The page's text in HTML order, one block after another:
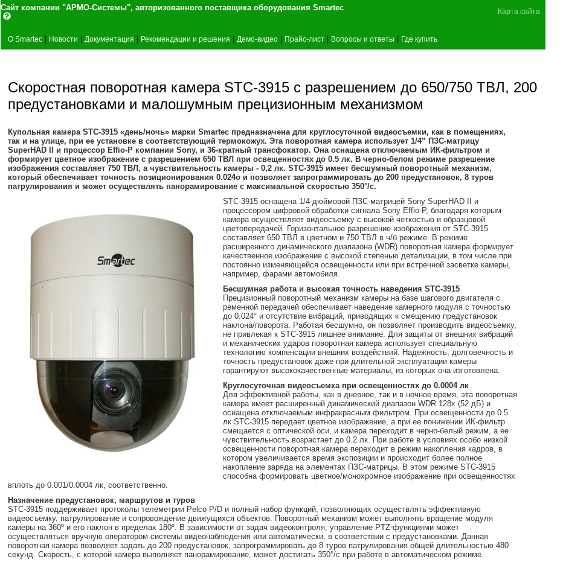
Сайт компании "АРМО-Системы", авторизованного поставщика оборудования Smartec Карта сайта
О Smartec Новости Документация Рекомендации и решения Демо-видео Прайс-лист Вопросы и ответы Где купить
Скоростная поворотная камера STC-3915 с разрешением до 650/750 ТВЛ, 200
предустановками и малошумным прецизионным механизмом
Купольная камера STC-3915 «день/ночь» марки Smartec предназначена для круглосуточной видеосъемки, как в помещениях,
так и на улице, при ее установке в соответствующий термокожух. Эта поворотная камера использует 1/4” ПЗС-матрицу
SuperHAD II и процессор Effio-P компании Sony, и 36-кратный трансфокатор. Она оснащена отключаемым ИК-фильтром и
формирует цветное изображение с разрешением 650 ТВЛ при освещенностях до 0.5 лк. В черно-белом режиме разрешение
изображения составляет 750 ТВЛ, а чувствительность камеры - 0,2 лк. STC-3915 имеет бесшумный поворотный механизм,
который обеспечивает точность позиционирования 0.024o и позволяет запрограммировать до 200 предустановок, 8 туров
патрулирования и может осуществлять панорамирование с максимальной скоростью 350°/с.
STC-3915 оснащена 1/4-дюймовой ПЗС-матрицей Sony SuperHAD II и
процессором цифровой обработки сигнала Sony Effio-P, благодаря которым
камера осуществляет видеосъемку с высокой четкостью и образцовой
цветопередачей. Горизонтальное разрешение изображения от STC-3915
составляет 650 ТВЛ в цветном и 750 ТВЛ в ч/б режиме. В режиме
расширенного динамического диапазона (WDR) поворотная камера формирует
качественное изображение с высокой степенью детализации, в том числе при
постоянно изменяющейся освещенности или при встречной засветке камеры,
например, фарами автомобиля.
Бесшумная работа и высокая точность наведения STC-3915
Прецизионный поворотный механизм камеры на базе шагового двигателя с
ременной передачей обеспечивает наведение камерного модуля с точностью
до 0.024° и отсутствие вибраций, приводящих к смещению предустановок
наклона/пово­рота. Работая бесшумно, он позволяет производить видеосъемку,
не привлекая к STC-3915 лишнее внимание. Для защиты от внешних вибраций
и механических ударов поворотная камера использует специальную
технологию компенсации внешних воздействий. Надежность, долговечность и
точность предустановок даже при длительной эксплуатации камеры
гарантируют высококачественные материалы, из которых она изготовлена.
Круглосуточная видеосъемка при освещенностях до 0.0004 лк
Для эффективной работы, как в дневное, так и в ночное время, эта поворотная
камера имеет расширенный динамический диапазон WDR 128х (52 дБ) и
оснащена от­ключаемым инфракрасным фильтром. При освещенности до 0.5
лк STC-3915 передает цветное изображение, а при ее понижении ИК-фильтр
смещается с оптической оси, и камера переходит в черно-белый режим, а ее
чувствительность возрастает до 0.2 лк. При работе в условиях особо низкой
освещенности поворотная камера переходит в режим накопления кадров, в
котором увеличивается время экспозиции и происходит более полное
накопление заряда на элементах ПЗС-матрицы. В этом режиме STC-3915
способна формировать цветное/монохромное изображение при освещенностях
вплоть до 0.001/0.0004 лк, соответственно.
Назначение предустановок, маршрутов и туров
STC-3915 поддерживает протоколы телеметрии Pelco P/D и полный набор функций, позволяющих осуществлять эффективную
видеосъемку, патрулирование и сопровождение движущихся объектов. Поворотный механизм может выполнять вращение модуля
камеры на 360º и его наклон в пределах 180º. В зависимости от задач видеоконтроля, управление PTZ-функциями может
осуществляться вручную оператором системы видеонаблюдения или автоматически, в соответствии с предустановками. Данная
поворотная камера позволяет задать до 200 предустановок, запрограммировать до 8 туров патрулирования общей длительностью 480
секунд. Ско­рость, с которой камера выполняет панорамирование, может достигать 350°/с при работе в автоматическом режиме.